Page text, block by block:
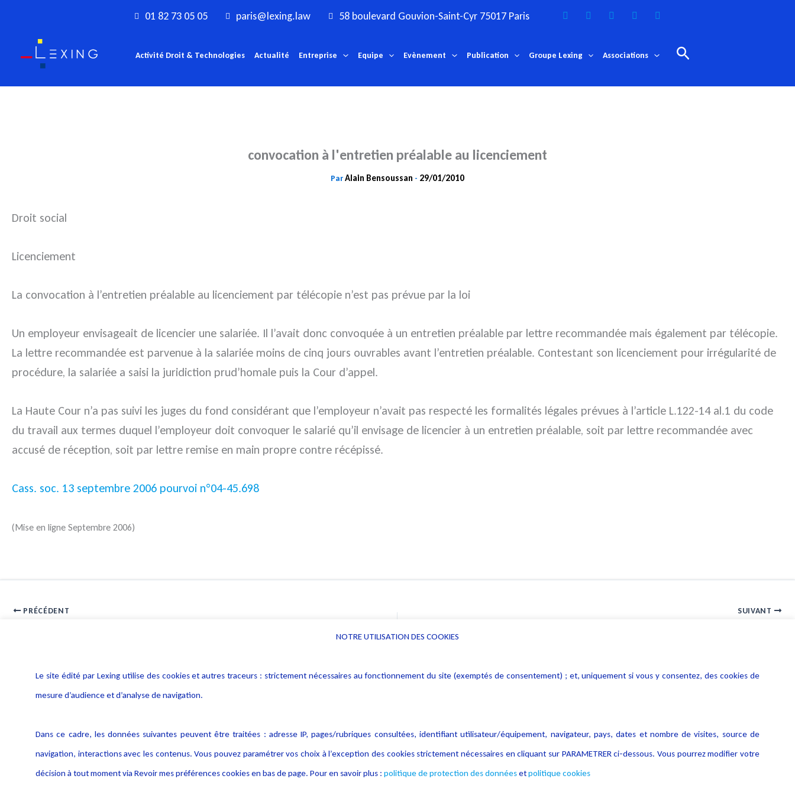
contenu
01 82 73 05 05 paris@lexing.law 58 boulevard Gouvion-Saint-Cyr 75017 Paris
Activité Droit & Technologies Actualité Entreprise Equipe Evènement Publication Groupe Lexing Associations Rechercher
convocation à l'entretien préalable au licenciement
ParAlain Bensoussan - 29/01/2010
Droit social
Licenciement
La convocation à l’entretien préalable au licenciement par télécopie n’est pas prévue par la loi
Un employeur envisageait de licencier une salariée. Il l’avait donc convoquée à un entretien préalable par lettre recommandée mais également par télécopie.
La lettre recommandée est parvenue à la salariée moins de cinq jours ouvrables avant l’entretien préalable. Contestant son licenciement pour irrégularité de
procédure, la salariée a saisi la juridiction prud’homale puis la Cour d’appel.
La Haute Cour n’a pas suivi les juges du fond considérant que l’employeur n’avait pas respecté les formalités légales prévues à l’article L.122-14 al.1 du code
du travail aux termes duquel l’employeur doit convoquer le salarié qu’il envisage de licencier à un entretien préalable, soit par lettre recommandée avec
accusé de réception, soit par lettre remise en main propre contre récépissé.
Cass. soc. 13 septembre 2006 pourvoi n°04-45.698
(Mise en ligne Septembre 2006)
PRÉCÉDENT SUIVANT
données
Politique cookies
NOTRE UTILISATION DES COOKIES
Le site édité par Lexing utilise des cookies et autres traceurs : strictement nécessaires au fonctionnement du site (exemptés de consentement) ; et, uniquement si vous y consentez, des cookies de
mesure d’audience et d’analyse de navigation.
Dans ce cadre, les données suivantes peuvent être traitées : adresse IP, pages/rubriques consultées, identifiant utilisateur/équipement, navigateur, pays, dates et nombre de visites, source de
navigation, interactions avec les contenus. Vous pouvez paramétrer vos choix à l’exception des cookies strictement nécessaires en cliquant sur PARAMETRER ci-dessous. Vous pourrez modifier votre
décision à tout moment via Revoir mes préférences cookies en bas de page. Pour en savoir plus : politique de protection des donnéesetpolitique cookies